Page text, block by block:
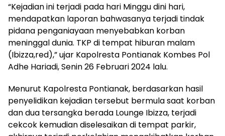
“Kejadian ini terjadi pada hari Minggu dini hari,
mendapatkan laporan bahwasanya terjadi tindak
pidana penganiayaan menyebabkan korban
meninggal dunia. TKP di tempat hiburan malam
(Ibizza,red),” ujar Kapolresta Pontianak Kombes Pol
Adhe Hariadi, Senin 26 Februari 2024 lalu.
Menurut Kapolresta Pontianak, berdasarkan hasil
penyelidikan kejadian tersebut bermula saat korban
dan dua tersangka berada Lounge Ibizza, terjadi
cekcok kemudian diselesaikan di tempat parkir,